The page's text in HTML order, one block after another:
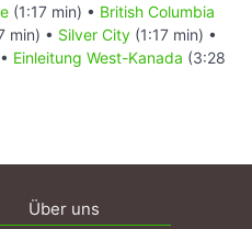
(1:17 min) • British Columbia
min) • Silver City (1:17 min) •
Einleitung West-Kanada (3:28
Über uns